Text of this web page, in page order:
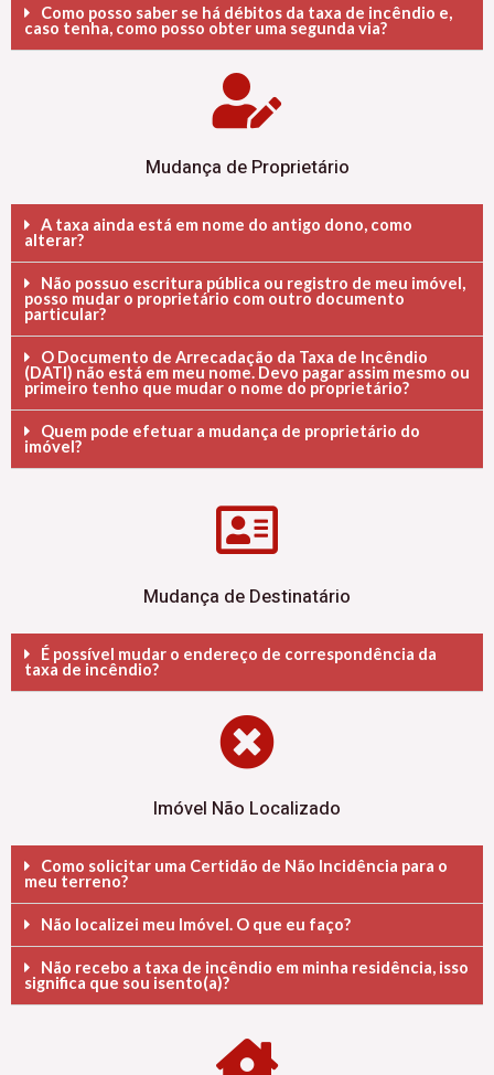
Como posso saber se há débitos da taxa de incêndio e,
caso tenha, como posso obter uma segunda via?
Mudança de Proprietário
A taxa ainda está em nome do antigo dono, como
alterar?
Não possuo escritura pública ou registro de meu imóvel,
posso mudar o proprietário com outro documento
particular?
O Documento de Arrecadação da Taxa de Incêndio
(DATI) não está em meu nome. Devo pagar assim mesmo ou
primeiro tenho que mudar o nome do proprietário?
Quem pode efetuar a mudança de proprietário do
imóvel?
Mudança de Destinatário
É possível mudar o endereço de correspondência da
taxa de incêndio?
Imóvel Não Localizado
Como solicitar uma Certidão de Não Incidência para o
meu terreno?
Não localizei meu Imóvel. O que eu faço?
Não recebo a taxa de incêndio em minha residência, isso
significa que sou isento(a)?